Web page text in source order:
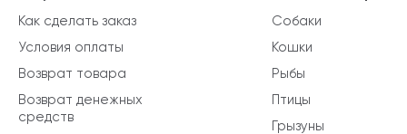
Собаки
Кошки
Рыбы
Птицы
Грызуны
Как сделать заказ
Условия оплаты
Возврат товара
Возврат денежных
средств